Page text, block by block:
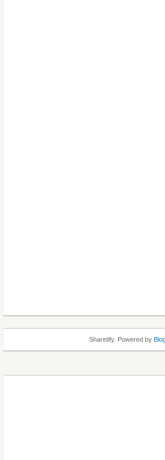
Sharetify. Powered by